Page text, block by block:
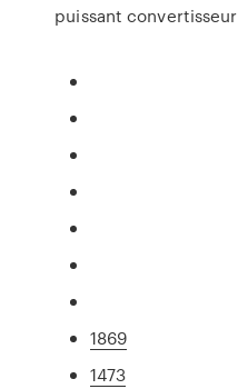
puissant convertisseur
1869
1473